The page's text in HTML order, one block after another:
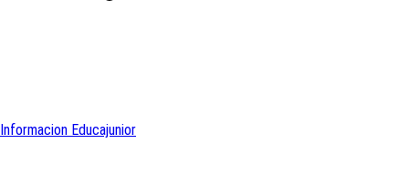
Informacion Educajunior